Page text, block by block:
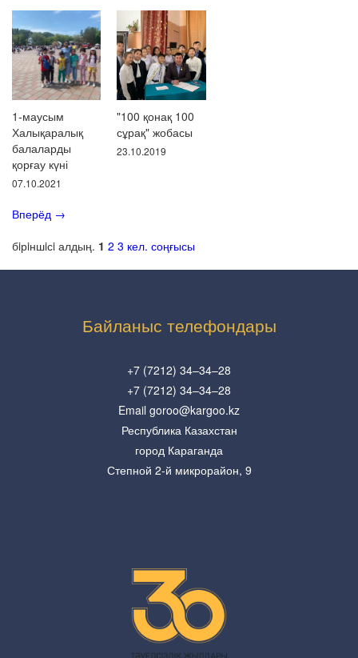
1-маусым
Халықаралық
балаларды
қорғау күні
07.10.2021
"100 қонақ 100
сұрақ" жобасы
23.10.2019
Вперёд →
бiрiншiсi алдың. 1 2 3 кел. соңғысы
Байланыс телефондары
+7 (7212) 34–34–28
+7 (7212) 34–34–28
Email goroo@kargoo.kz
Республика Казахстан
город Караганда
Степной 2-й микрорайон, 9